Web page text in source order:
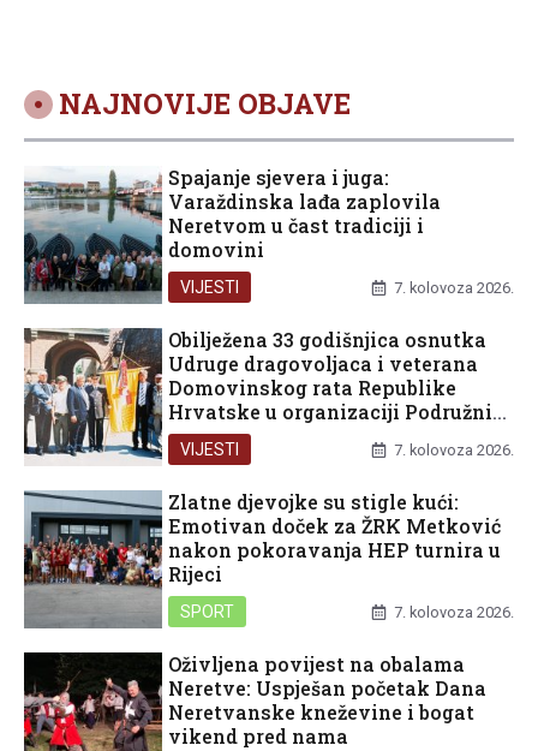
NAJNOVIJE OBJAVE
Spajanje sjevera i juga:
Varaždinska lađa zaplovila
Neretvom u čast tradiciji i
domovini
VIJESTI 7. kolovoza 2026.
Obilježena 33 godišnjica osnutka
Udruge dragovoljaca i veterana
Domovinskog rata Republike
Hrvatske u organizaciji Podružnice
Dubrovačko-neretvanske županije
VIJESTI 7. kolovoza 2026.
Zlatne djevojke su stigle kući:
Emotivan doček za ŽRK Metković
nakon pokoravanja HEP turnira u
Rijeci
SPORT 7. kolovoza 2026.
Oživljena povijest na obalama
Neretve: Uspješan početak Dana
Neretvanske kneževine i bogat
vikend pred nama